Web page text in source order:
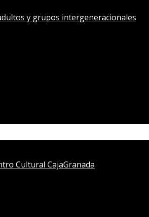
y grupos intergeneracionales
Cultural CajaGranada